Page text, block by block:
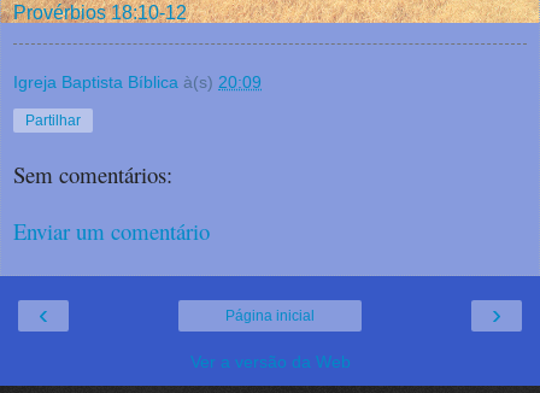
Provérbios 18:10-12
Igreja Baptista Bíblica à(s) 20:09
Partilhar
Sem comentários:
Enviar um comentário
‹ ›
Página inicial
Ver a versão da Web